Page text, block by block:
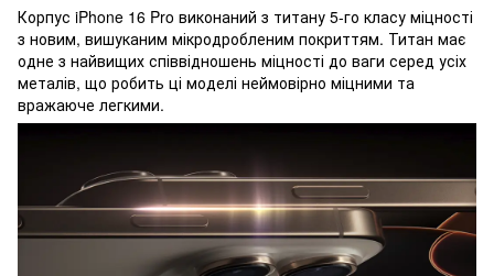
Корпус iPhone 16 Pro виконаний з титану 5-го класу міцності
з новим, вишуканим мікродробленим покриттям. Титан має
одне з найвищих співвідношень міцності до ваги серед усіх
металів, що робить ці моделі неймовірно міцними та
вражаюче легкими.